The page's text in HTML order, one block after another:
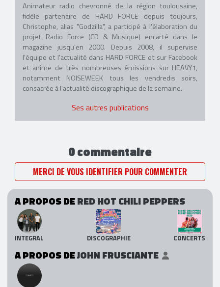
Animateur radio chevronné de la région toulousaine,
fidèle partenaire de HARD FORCE depuis toujours,
Christophe, alias "Godzilla", a participé à l'élaboration du
projet Radio Force (CD & Musique) encarté dans le
magazine jusqu'en 2000. Depuis 2008, il supervise
l'équipe et l'actualité dans HARD FORCE et sur Facebook
et anime de très nombreuses émissions sur HEAVY1,
notamment NOISEWEEK tous les vendredis soirs,
consacrée à l'actualité discographique de la semaine.
Ses autres publications
0 commentaire
MERCI DE VOUS IDENTIFIER POUR COMMENTER
A PROPOS DERED HOT CHILI PEPPERS
INTEGRAL DISCOGRAPHIE CONCERTS
A PROPOS DEJOHN FRUSCIANTE